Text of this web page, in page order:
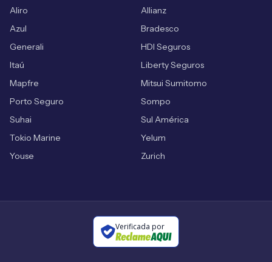
Aliro
Allianz
Azul
Bradesco
Generali
HDI Seguros
Itaú
Liberty Seguros
Mapfre
Mitsui Sumitomo
Porto Seguro
Sompo
Suhai
Sul América
Tokio Marine
Yelum
Youse
Zurich
Verificada por